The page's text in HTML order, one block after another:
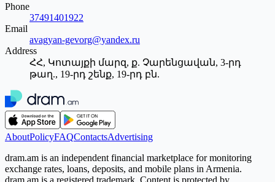
Phone
37491401922
Email
avagyan-gevorg@yandex.ru
Address
ՀՀ, Կոտայքի մարզ, ք. Չարենցավան, 3-րդ
թաղ., 19-րդ շենք, 19-րդ բն.
AboutPolicyFAQContactsAdvertising
dram.am is an independent financial marketplace for monitoring
exchange rates, loans, deposits, and mobile plans in Armenia.
dram.am is a registered trademark. Content is protected by